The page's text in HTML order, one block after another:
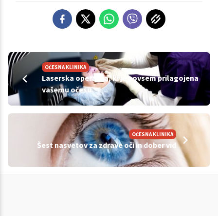
OČESNA KLINIKA
Laserska operacija, ki je povsem prilagojena
vašemu očesu
OČESNA KLINIKA
Šest nasvetov za zdrave oči in dober vid